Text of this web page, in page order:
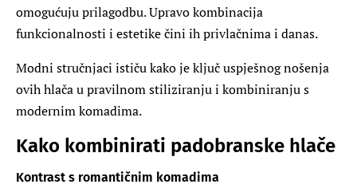
omogućuju prilagodbu. Upravo kombinacija
funkcionalnosti i estetike čini ih privlačnima i danas.
Modni stručnjaci ističu kako je ključ uspješnog nošenja
ovih hlača u pravilnom stiliziranju i kombiniranju s
modernim komadima.
Kako kombinirati padobranske hlače
Kontrast s romantičnim komadima